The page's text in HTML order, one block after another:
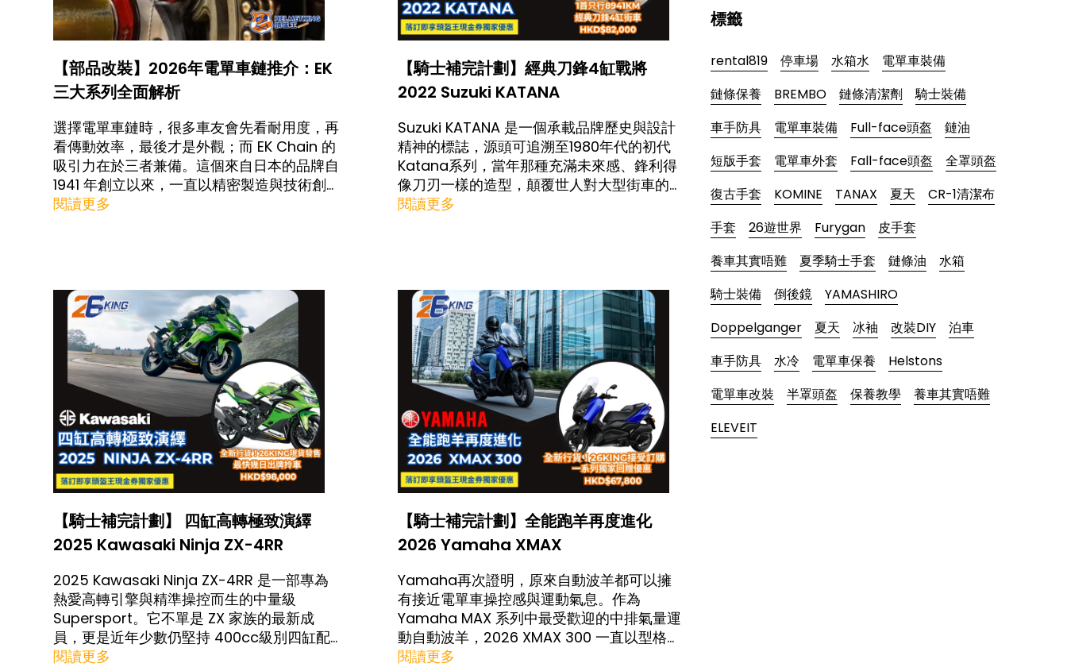
【部品改裝】2026年電單車鏈推介：EK
三大系列全面解析
選擇電單車鏈時，很多車友會先看耐用度，再
看傳動效率，最後才是外觀；而 EK Chain 的
吸引力在於三者兼備。這個來自日本的品牌自
1941 年創立以來，一直以精密製造與技術創
新見稱，並在 1974 年推出全球首條密封 O-
閱讀更多
【騎士補完計劃】經典刀鋒4缸戰將
2022 Suzuki KATANA
Suzuki KATANA 是一個承載品牌歷史與設計
精神的標誌，源頭可追溯至1980年代的初代
Katana系列，當年那種充滿未來感、鋒利得
像刀刃一樣的造型，顛覆世人對大型街車的想
像。近年新款KATANA並以現代化手法重新演
閱讀更多
【騎士補完計劃】 四缸高轉極致演繹
2025 Kawasaki Ninja ZX-4RR
2025 Kawasaki Ninja ZX-4RR 是一部專為
熱愛高轉引擎與精準操控而生的中量級
Supersport。它不單是 ZX 家族的最新成
員，更是近年少數仍堅持 400cc級別四缸配
置代表作，在雙缸當道的市場裡顯得格外珍
閱讀更多
【騎士補完計劃】全能跑羊再度進化
2026 Yamaha XMAX
Yamaha再次證明，原來自動波羊都可以擁
有接近電單車操控感與運動氣息。作為
Yamaha MAX 系列中最受歡迎的中排氣量運
動自動波羊，2026 XMAX 300 一直以型格外
觀、實用配備及穩定性能見稱，無論日常通
閱讀更多
標籤
rental819 停車場 水箱水
電單車裝備
鏈條保養
BREMBO 鏈條清潔劑
騎士裝備
車手防具
電單車裝備 Full-face頭盔
鏈油
短版手套
電單車外套 Fall-face頭盔
全罩頭盔
復古手套
KOMINE TANAX 夏天
CR-1清潔布
手套
26遊世界 Furygan
皮手套
養車其實唔難
夏季騎士手套 鏈條油
水箱
騎士裝備
倒後鏡
YAMASHIRO
Doppelganger
夏天 冰袖 改裝DIY
泊車
車手防具
水冷 電單車保養
Helstons
電單車改裝
半罩頭盔 保養教學
養車其實唔難
ELEVEIT